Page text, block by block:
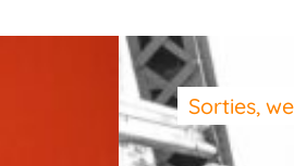
Sorties,